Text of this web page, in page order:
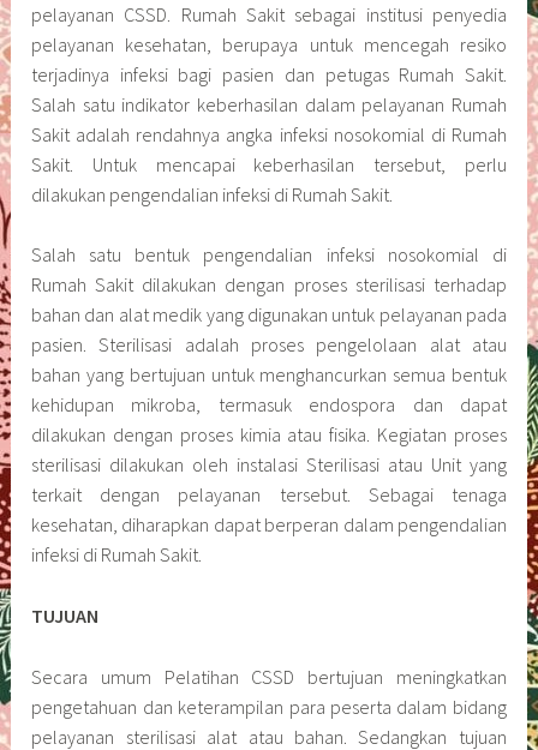
pelayanan CSSD. Rumah Sakit sebagai institusi penyedia
pelayanan kesehatan, berupaya untuk mencegah resiko
terjadinya infeksi bagi pasien dan petugas Rumah Sakit.
Salah satu indikator keberhasilan dalam pelayanan Rumah
Sakit adalah rendahnya angka infeksi nosokomial di Rumah
Sakit. Untuk mencapai keberhasilan tersebut, perlu
dilakukan pengendalian infeksi di Rumah Sakit.
Salah satu bentuk pengendalian infeksi nosokomial di
Rumah Sakit dilakukan dengan proses sterilisasi terhadap
bahan dan alat medik yang digunakan untuk pelayanan pada
pasien. Sterilisasi adalah proses pengelolaan alat atau
bahan yang bertujuan untuk menghancurkan semua bentuk
kehidupan mikroba, termasuk endospora dan dapat
dilakukan dengan proses kimia atau fisika. Kegiatan proses
sterilisasi dilakukan oleh instalasi Sterilisasi atau Unit yang
terkait dengan pelayanan tersebut. Sebagai tenaga
kesehatan, diharapkan dapat berperan dalam pengendalian
infeksi di Rumah Sakit.
TUJUAN
Secara umum Pelatihan CSSD bertujuan meningkatkan
pengetahuan dan keterampilan para peserta dalam bidang
pelayanan sterilisasi alat atau bahan. Sedangkan tujuan